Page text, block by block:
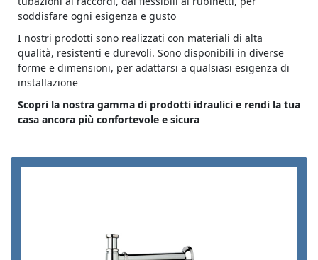
soddisfare ogni esigenza e gusto
I nostri prodotti sono realizzati con materiali di alta
qualità, resistenti e durevoli. Sono disponibili in diverse
forme e dimensioni, per adattarsi a qualsiasi esigenza di
installazione
Scopri la nostra gamma di prodotti idraulici e rendi la tua
casa ancora più confortevole e sicura